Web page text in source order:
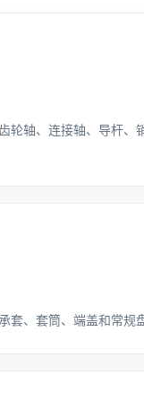
轮轴、连接轴、导杆、
套、套筒、端盖和常规